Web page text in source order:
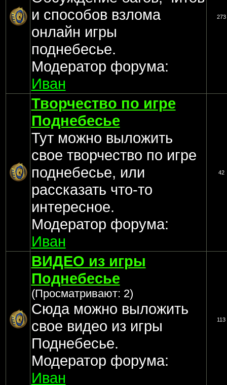
и способов взлома
онлайн игры
поднебесье.
Модератор форума:
Иван
273
Творчество по игре
Поднебесье
Тут можно выложить
свое творчество по игре
поднебесье, или
рассказать что-то
интересное.
Модератор форума:
Иван
42
ВИДЕО из игры
Поднебесье
(Просматривают: 2)
Сюда можно выложить
свое видео из игры
Поднебесье.
Модератор форума:
Иван
113